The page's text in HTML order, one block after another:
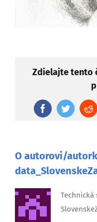
Zdielajte tento
FacebookTwitter
O autorovi/
Technická